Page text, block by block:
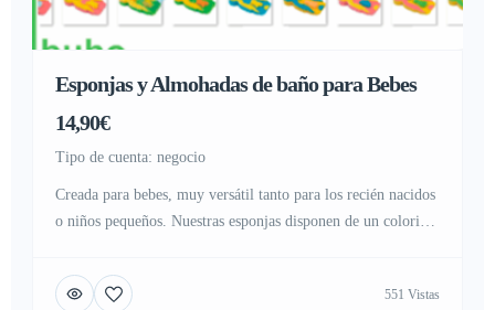
Esponjas y Almohadas de baño para Bebes
14,90€
tipo de cuenta: negocio
Creada para bebes, muy versátil tanto para los recién nacidos
o niños pequeños. Nuestras esponjas disponen de un colorido
atención en el momento del baño. Cuenta con varias
combinaciones elegidas al asar, con colores estimulantes,551 Vistas